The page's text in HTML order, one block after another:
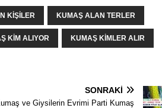
KIŞILER KUMAŞ ALAN TERLER
KIM ALIYOR KUMAŞ KIMLER ALIR
SONRAKI
ve Giysilerin Evrimi Parti Kumaş